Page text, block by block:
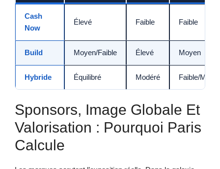
Cash
Now
Élevé Faible Faible
Build Moyen/Faible Élevé Moyen
Hybride Équilibré Modéré Faible/
Sponsors, Image Globale Et
Valorisation : Pourquoi Paris
Calcule